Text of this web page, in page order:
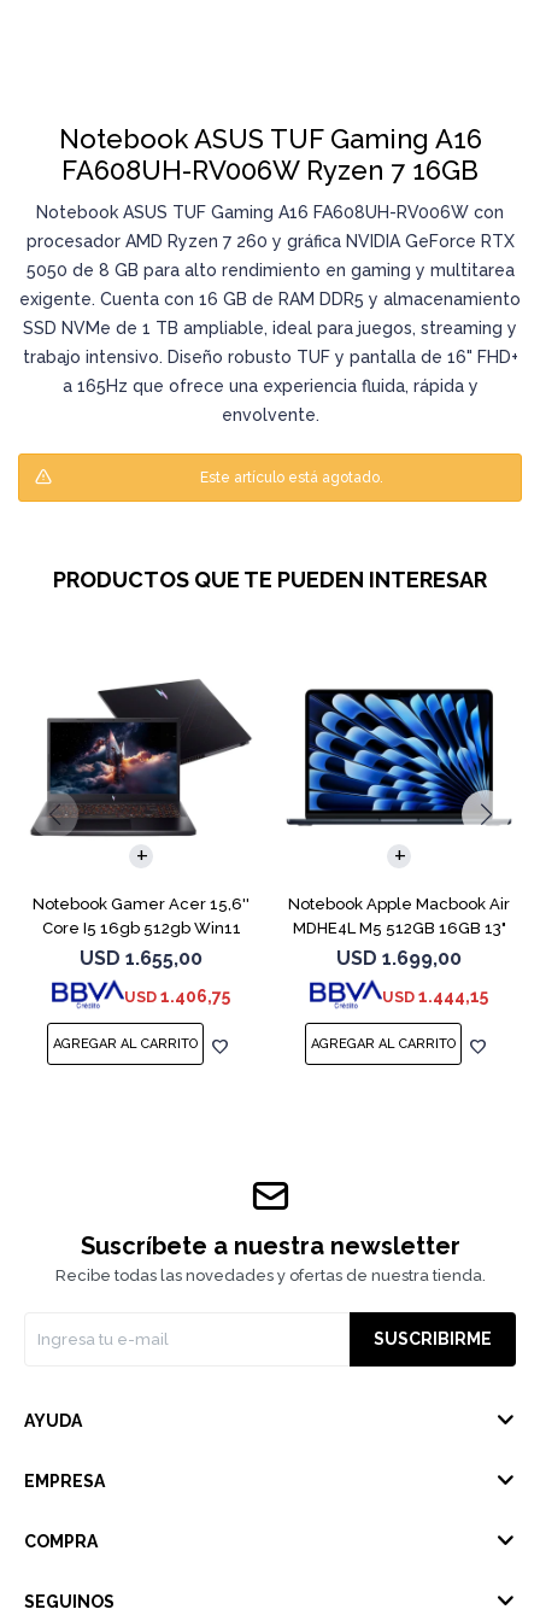
Notebook ASUS TUF Gaming A16
FA608UH-RV006W Ryzen 7 16GB
Notebook ASUS TUF Gaming A16 FA608UH-RV006W con
procesador AMD Ryzen 7 260 y gráfica NVIDIA GeForce RTX
5050 de 8 GB para alto rendimiento en gaming y multitarea
exigente. Cuenta con 16 GB de RAM DDR5 y almacenamiento
SSD NVMe de 1 TB ampliable, ideal para juegos, streaming y
trabajo intensivo. Diseño robusto TUF y pantalla de 16" FHD+
a 165Hz que ofrece una experiencia fluida, rápida y
envolvente.
Este artículo está agotado.
PRODUCTOS QUE TE PUEDEN INTERESAR
Notebook Gamer Acer 15,6''
Core I5 16gb 512gb Win11
Rtx5050
USD 1.655,00
USD 1.406,75
COMPARAR
Notebook Apple Macbook Air
MDHE4L M5 512GB 16GB 13"
Midnight
USD 1.699,00
USD 1.444,15
COMPARAR
Suscríbete a nuestra newsletter
Recibe todas las novedades y ofertas de nuestra tienda.
SUSCRIBIRME
AYUDA
EMPRESA
COMPRA
SEGUINOS